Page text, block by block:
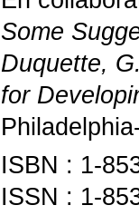
Some
Duquette,
for
ISBN : 1-
ISSN : 1-